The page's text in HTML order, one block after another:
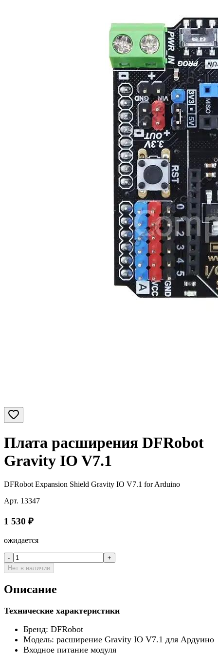
Плата расширения DFRobot
Gravity IO V7.1
DFRobot Expansion Shield Gravity IO V7.1 for Arduino
Арт. 13347
1 530 ₽
ожидается
-
+
Нет в наличии
Описание
Технические характеристики
Бренд: DFRobot
Модель: расширение Gravity IO V7.1 для Ардуино
Входное питание модуля